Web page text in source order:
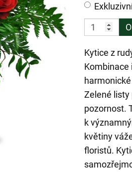
Kytice z
Kombinace
Zelené listy
pozornost.
k
květiny
floristů.